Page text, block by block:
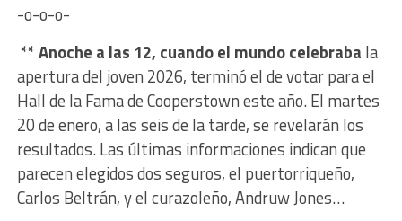
-o-o-o-
** Anoche a las 12, cuando el mundo celebraba la
apertura del joven 2026, terminó el de votar para el
Hall de la Fama de Cooperstown este año. El martes
20 de enero, a las seis de la tarde, se revelarán los
resultados. Las últimas informaciones indican que
parecen elegidos dos seguros, el puertorriqueño,
Carlos Beltrán, y el curazoleño, Andruw Jones…